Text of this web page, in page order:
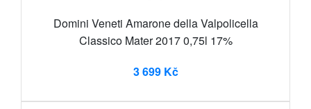
Domini Veneti Amarone della Valpolicella
Classico Mater 2017 0,75l 17%
3 699 Kč